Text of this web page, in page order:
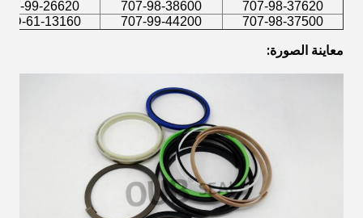
707-98-37620
707-98-38600
99-26620
707-98-37500
707-99-44200
61-13160
معاينة الصورة: